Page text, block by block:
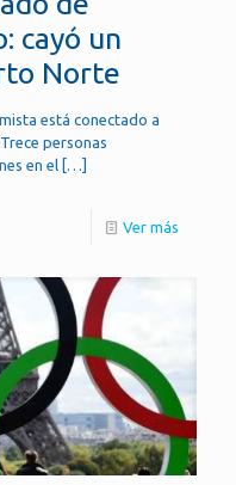
cayó un
Norte
está conectado a
personas
en el […]
Ver más